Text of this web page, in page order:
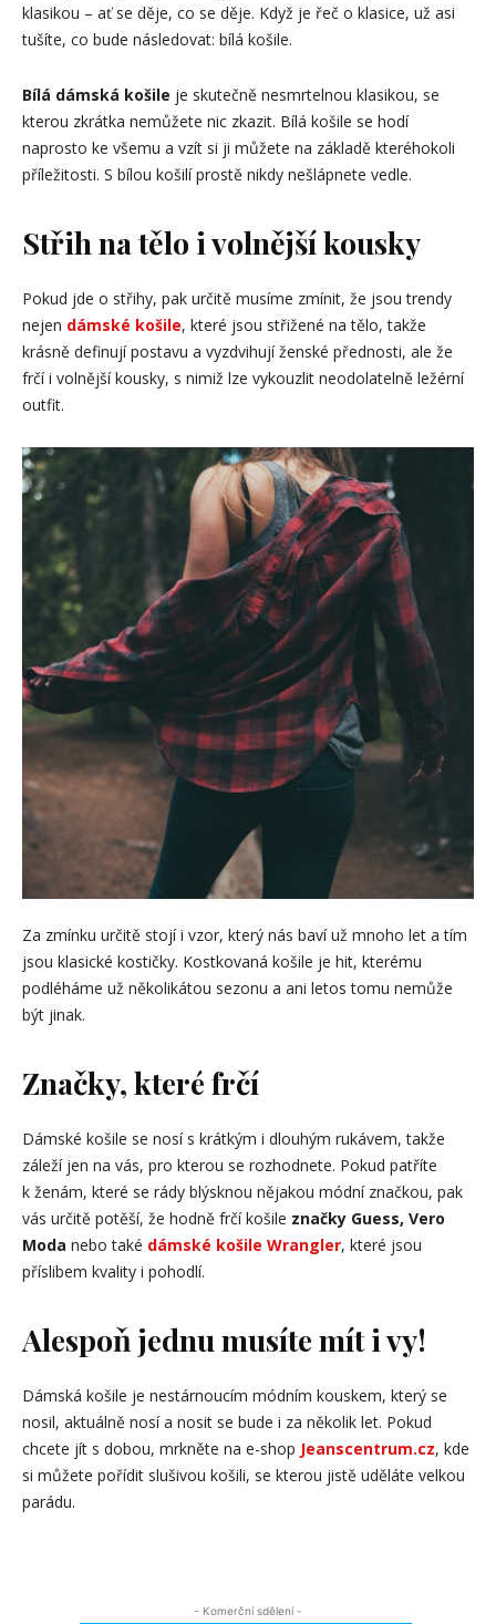
klasikou – ať se děje, co se děje. Když je řeč o klasice, už asi
tušíte, co bude následovat: bílá košile.
Bílá dámská košile je skutečně nesmrtelnou klasikou, se
kterou zkrátka nemůžete nic zkazit. Bílá košile se hodí
naprosto ke všemu a vzít si ji můžete na základě kteréhokoli
příležitosti. S bílou košilí prostě nikdy nešlápnete vedle.
Střih na tělo i volnější kousky
Pokud jde o střihy, pak určitě musíme zmínit, že jsou trendy
nejen dámské košile, které jsou střižené na tělo, takže
krásně definují postavu a vyzdvihují ženské přednosti, ale že
frčí i volnější kousky, s nimiž lze vykouzlit neodolatelně ležérní
outfit.
Za zmínku určitě stojí i vzor, který nás baví už mnoho let a tím
jsou klasické kostičky. Kostkovaná košile je hit, kterému
podléháme už několikátou sezonu a ani letos tomu nemůže
být jinak.
Značky, které frčí
Dámské košile se nosí s krátkým i dlouhým rukávem, takže
záleží jen na vás, pro kterou se rozhodnete. Pokud patříte
k ženám, které se rády blýsknou nějakou módní značkou, pak
vás určitě potěší, že hodně frčí košile značky Guess, Vero
Moda nebo také dámské košile Wrangler, které jsou
příslibem kvality i pohodlí.
Alespoň jednu musíte mít i vy!
Dámská košile je nestárnoucím módním kouskem, který se
nosil, aktuálně nosí a nosit se bude i za několik let. Pokud
chcete jít s dobou, mrkněte na e-shop Jeanscentrum.cz, kde
si můžete pořídit slušivou košili, se kterou jistě uděláte velkou
parádu.
- Komerční sdělení -